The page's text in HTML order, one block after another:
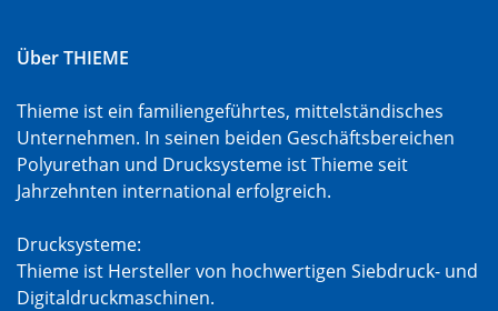
Über THIEME
Thieme ist ein familiengeführtes, mittelständisches
Unternehmen. In seinen beiden Geschäftsbereichen
Polyurethan und Drucksysteme ist Thieme seit
Jahrzehnten international erfolgreich.
Drucksysteme:
Thieme ist Hersteller von hochwertigen Siebdruck- und
Digitaldruckmaschinen.